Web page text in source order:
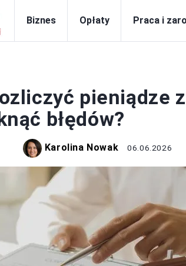
Biznes Opłaty Praca i
pieniądze
błędów?
Karolina Nowak 06.06.2026